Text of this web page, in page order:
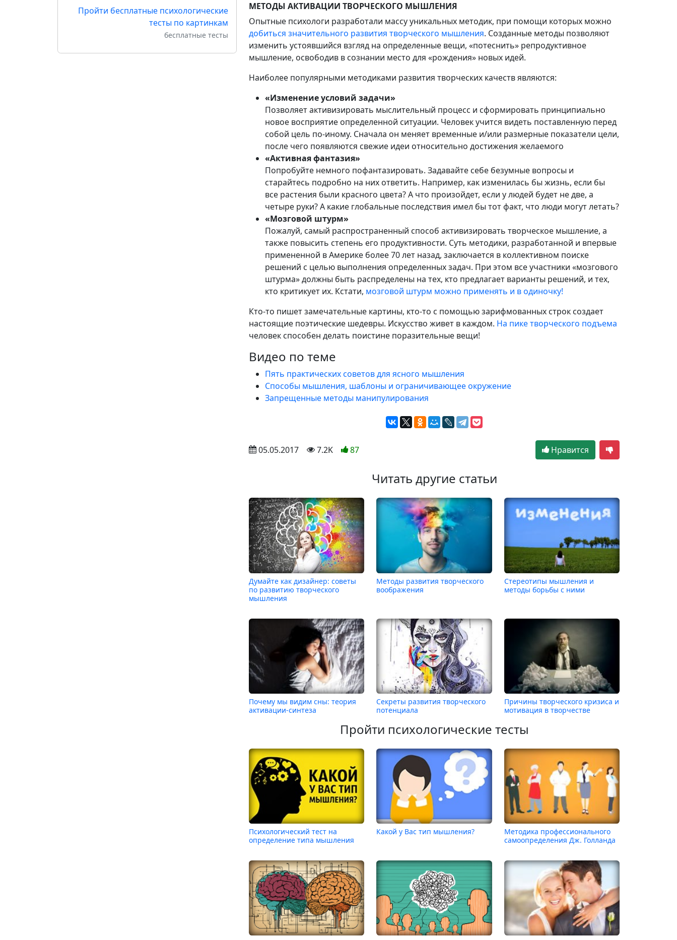
Пройти бесплатные психологические
тесты по картинкам
бесплатные тесты
МЕТОДЫ АКТИВАЦИИ ТВОРЧЕСКОГО МЫШЛЕНИЯ
Опытные психологи разработали массу уникальных методик, при помощи которых можно
добиться значительного развития творческого мышления. Созданные методы позволяют
изменить устоявшийся взгляд на определенные вещи, «потеснить» репродуктивное
мышление, освободив в сознании место для «рождения» новых идей.
Наиболее популярными методиками развития творческих качеств являются:
«Изменение условий задачи»
Позволяет активизировать мыслительный процесс и сформировать принципиально
новое восприятие определенной ситуации. Человек учится видеть поставленную перед
собой цель по-иному. Сначала он меняет временные и/или размерные показатели цели,
после чего появляются свежие идеи относительно достижения желаемого
«Активная фантазия»
Попробуйте немного пофантазировать. Задавайте себе безумные вопросы и
старайтесь подробно на них ответить. Например, как изменилась бы жизнь, если бы
все растения были красного цвета? А что произойдет, если у людей будет не две, а
четыре руки? А какие глобальные последствия имел бы тот факт, что люди могут летать?
«Мозговой штурм»
Пожалуй, самый распространенный способ активизировать творческое мышление, а
также повысить степень его продуктивности. Суть методики, разработанной и впервые
примененной в Америке более 70 лет назад, заключается в коллективном поиске
решений с целью выполнения определенных задач. При этом все участники «мозгового
штурма» должны быть распределены на тех, кто предлагает варианты решений, и тех,
кто критикует их. Кстати, мозговой штурм можно применять и в одиночку!
Кто-то пишет замечательные картины, кто-то с помощью зарифмованных строк создает
настоящие поэтические шедевры. Искусство живет в каждом. На пике творческого подъема
человек способен делать поистине поразительные вещи!
Видео по теме
Пять практических советов для ясного мышления
Способы мышления, шаблоны и ограничивающее окружение
Запрещенные методы манипулирования
05.05.2017 7.2K 87 Нравится
Читать другие статьи
Думайте как дизайнер: советы
по развитию творческого
мышления
Методы развития творческого
воображения
Стереотипы мышления и
методы борьбы с ними
Почему мы видим сны: теория
активации-синтеза
Секреты развития творческого
потенциала
Причины творческого кризиса и
мотивация в творчестве
Пройти психологические тесты
Психологический тест на
определение типа мышления
Какой у Вас тип мышления?
Методика профессионального
самоопределения Дж. Голланда